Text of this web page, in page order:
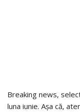
Breaking news,
luna iunie. Așa că,